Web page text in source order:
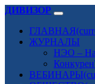
ДИВИЗОР
ГЛАВНАЯ
ЖУРНАЛЫ
НЭО –
ВЕБИНАРЫ